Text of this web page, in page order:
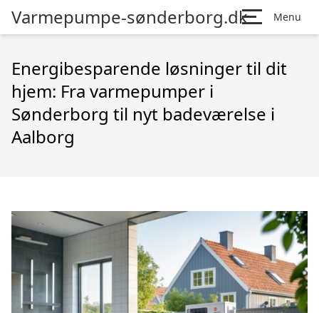
Varmepumpe-sønderborg.dk Menu
Energibesparende løsninger til dit
hjem: Fra varmepumper i
Sønderborg til nyt badeværelse i
Aalborg